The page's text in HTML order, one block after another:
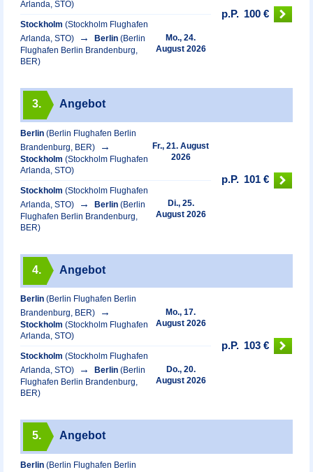
Arlanda, STO)
Stockholm (Stockholm Flughafen
Arlanda, STO)
Berlin (Berlin
Flughafen Berlin Brandenburg,
BER)
Mo., 24.
August 2026
p.P. 100 €
3. Angebot
Berlin (Berlin Flughafen Berlin
Brandenburg, BER)
Stockholm (Stockholm Flughafen
Arlanda, STO)
Fr., 21. August
2026
Stockholm (Stockholm Flughafen
Arlanda, STO)
Berlin (Berlin
Flughafen Berlin Brandenburg,
BER)
Di., 25.
August 2026
p.P. 101 €
4. Angebot
Berlin (Berlin Flughafen Berlin
Brandenburg, BER)
Stockholm (Stockholm Flughafen
Arlanda, STO)
Mo., 17.
August 2026
Stockholm (Stockholm Flughafen
Arlanda, STO)
Berlin (Berlin
Flughafen Berlin Brandenburg,
BER)
Do., 20.
August 2026
p.P. 103 €
5. Angebot
Berlin (Berlin Flughafen Berlin